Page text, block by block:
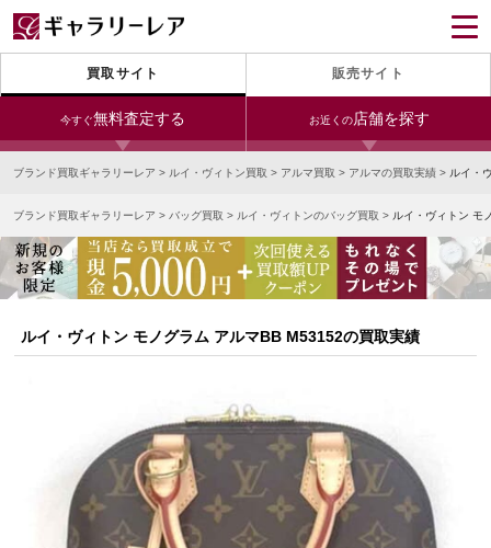
買取サイト 販売サイト
今すぐ無料査定する お近くの店舗を探す
24時間受付（対応時間10:00～19:00）
宅配買取を申し込む
無料の宅配キットをお届けします
今すぐ電話査定
受付時間 10:00～19:00
銀座本店 青山表参道店 新宿東口店
小田急新宿店 LAB東京 名古屋大須店
なんば店 神戸元町(三宮)店 LAB大阪
中野ブロードウェイ
ブランド買取ギャラリーレア > ルイ・ヴィトン買取 > アルマ買取 > アルマの買取実績 > ルイ・
ブランド買取ギャラリーレア > バッグ買取 > ルイ・ヴィトンのバッグ買取 > ルイ・ヴィトン モ
ルイ・ヴィトン モノグラム アルマBB M53152の買取実績